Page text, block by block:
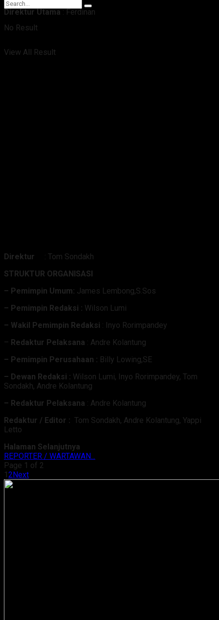
No Result
View All Result
Direktur Utama: Ferdinan
Direktur : Tom Sondakh
STRUKTUR ORGANISASI
– Pemimpin Umum: James Lembong,S.Sos
– Pemimpin Redaksi : Wilson Lumi
– Wakil Pemimpin Redaksi : Inyo Rorimpandey
– Redaktur Pelaksana : Andre Kolantung
– Pemimpin Perusahaan : Billy Lowing,SE
– Dewan Redaksi : Wilson Lumi, Inyo Rorimpandey, Tom
Sondakh, Andre Kolantung
– Redaktur Pelaksana : Andre Kolantung
Redaktur / Editor : Tom Sondakh, Andre Kolantung, Yappi
Letto
Halaman Selanjutnya
REPORTER / WARTAWAN...
Page 1 of 2
12Next